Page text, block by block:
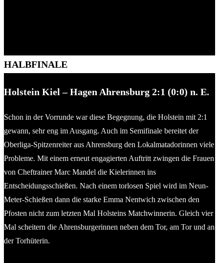
HALBFINALE
Holstein Kiel – Hagen Ahrensburg 2:1 (0:0) n. E.
Schon in der Vorrunde war diese Begegnung, die Holstein mit 2:1
gewann, sehr eng im Ausgang. Auch im Semifinale bereitet der
Oberliga-Spitzenreiter aus Ahrensburg den Lokalmatadorinnen viele
Probleme. Mit einem erneut engagierten Auftritt zwingen die Frauen
von Cheftrainer Marc Mandel die Kielerinnen ins
Entscheidungsschießen. Nach einem torlosen Spiel wird im Neun-
Meter-Schießen dann die starke Emma Nentwich zwischen den
Pfosten nicht zum letzten Mal Holsteins Matchwinnerin. Gleich vier
Mal scheitern die Ahrensburgerinnen neben dem Tor, am Tor und an
der Torhüterin.